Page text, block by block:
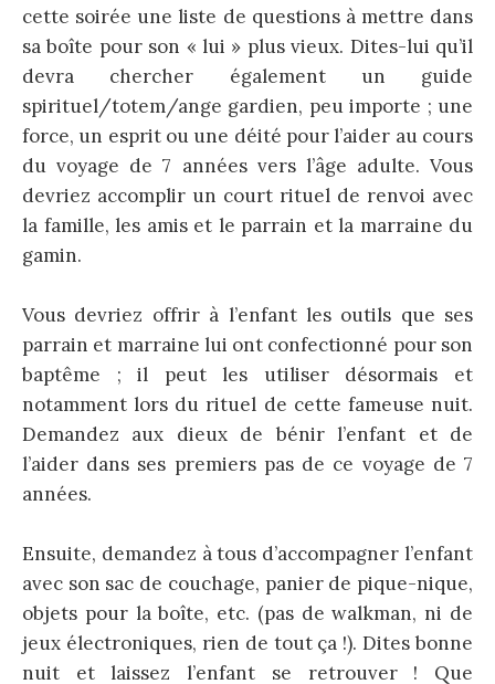
cette soirée une liste de questions à mettre dans
sa boîte pour son « lui » plus vieux. Dites-lui qu’il
devra chercher également un guide
spirituel/totem/ange gardien, peu importe ; une
force, un esprit ou une déité pour l’aider au cours
du voyage de 7 années vers l’âge adulte. Vous
devriez accomplir un court rituel de renvoi avec
la famille, les amis et le parrain et la marraine du
gamin.
Vous devriez offrir à l’enfant les outils que ses
parrain et marraine lui ont confectionné pour son
baptême ; il peut les utiliser désormais et
notamment lors du rituel de cette fameuse nuit.
Demandez aux dieux de bénir l’enfant et de
l’aider dans ses premiers pas de ce voyage de 7
années.
Ensuite, demandez à tous d’accompagner l’enfant
avec son sac de couchage, panier de pique-nique,
objets pour la boîte, etc. (pas de walkman, ni de
jeux électroniques, rien de tout ça !). Dites bonne
nuit et laissez l’enfant se retrouver ! Que